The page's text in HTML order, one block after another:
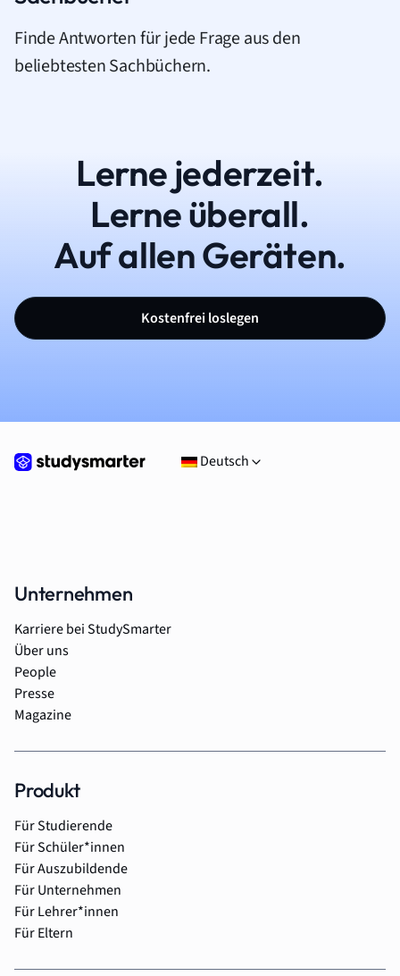
Finde Antworten für jede Frage aus den
beliebtesten Sachbüchern.
Lerne jederzeit.
Lerne überall.
Auf allen Geräten.
Kostenfrei loslegen
Deutsch
Unternehmen
Karriere bei StudySmarter
Über uns
People
Presse
Magazine
Produkt
Für Studierende
Für Schüler*innen
Für Auszubildende
Für Unternehmen
Für Lehrer*innen
Für Eltern